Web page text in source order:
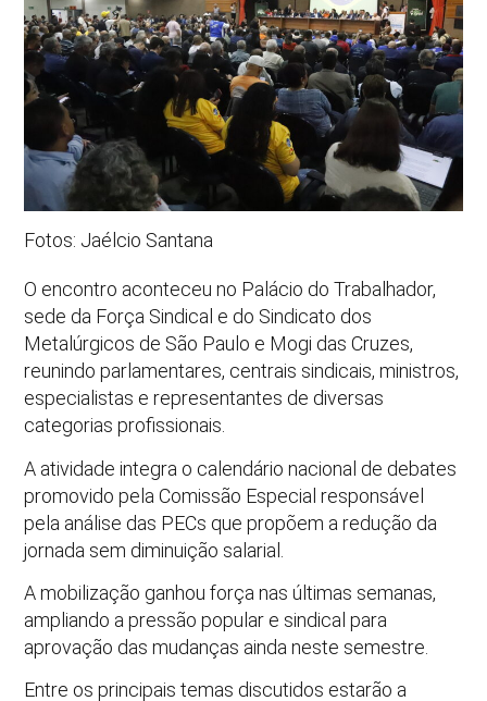
Fotos: Jaélcio Santana
O encontro aconteceu no Palácio do Trabalhador,
sede da Força Sindical e do Sindicato dos
Metalúrgicos de São Paulo e Mogi das Cruzes,
reunindo parlamentares, centrais sindicais, ministros,
especialistas e representantes de diversas
categorias profissionais.
A atividade integra o calendário nacional de debates
promovido pela Comissão Especial responsável
pela análise das PECs que propõem a redução da
jornada sem diminuição salarial.
A mobilização ganhou força nas últimas semanas,
ampliando a pressão popular e sindical para
aprovação das mudanças ainda neste semestre.
Entre os principais temas discutidos estarão a